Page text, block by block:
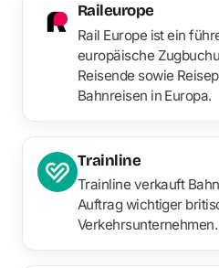
Raileurope
Rail Europe ist ein
europäische
Reisende sowie
Bahnreisen in Europa.
Trainline
Trainline verkauft
Auftrag wichtiger
Verkehrsunternehmen.